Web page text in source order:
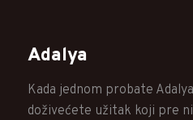
Adalya
Kada jednom probate
doživećete užitak koji pre